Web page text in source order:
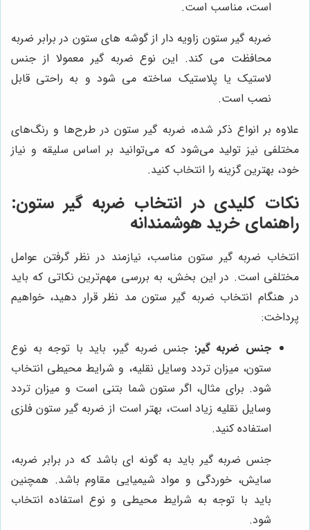
است، مناسب است.
ضربه گیر ستون زاویه دار از گوشه های ستون در برابر ضربه
محافظت می کند. این نوع ضربه گیر معمولا از جنس
لاستیک یا پلاستیک ساخته می شود و به راحتی قابل
نصب است.
علاوه بر انواع ذکر شده، ضربه گیر ستون در طرح‌ها و رنگ‌های
مختلفی نیز تولید می‌شود که می‌توانید بر اساس سلیقه و نیاز
خود، بهترین گزینه را انتخاب کنید.
نکات کلیدی در انتخاب ضربه گیر ستون:
راهنمای خرید هوشمندانه
انتخاب ضربه گیر ستون مناسب، نیازمند در نظر گرفتن عوامل
مختلفی است. در این بخش، به بررسی مهم‌ترین نکاتی که باید
در هنگام انتخاب ضربه گیر ستون مد نظر قرار دهید، خواهیم
پرداخت:
جنس ضربه گیر: جنس ضربه گیر، باید با توجه به نوع
ستون، میزان تردد وسایل نقلیه، و شرایط محیطی انتخاب
شود. برای مثال، اگر ستون شما بتنی است و میزان تردد
وسایل نقلیه زیاد است، بهتر است از ضربه گیر ستون فلزی
استفاده کنید.
جنس ضربه گیر باید به گونه ای باشد که در برابر ضربه،
سایش، خوردگی و مواد شیمیایی مقاوم باشد. همچنین
باید با توجه به شرایط محیطی و نوع استفاده انتخاب
شود.